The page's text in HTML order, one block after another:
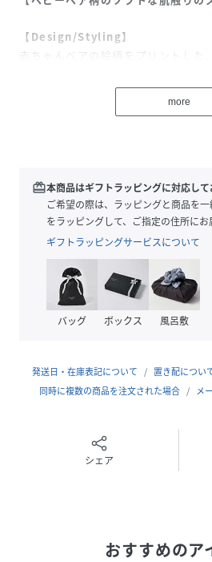
【Design/Styling】
赤ちゃんベアの絵柄をプリントした
ンポイントでロゴを効かせて品のあ
た。同シリーズのロンパースや
あります。
またパソコン・スマートフォンなど
と画像のカラーが異なる場合もござ
さい。
商品の色味は、商品単品画像をご参
※商品画像はサンプルのため、色味
がある場合がございますので、予め
原産国 中国
more
redeem本商品はギフトラッピングに対応して
ご希望の際は、ラッピングと商品を
をラッピングして、ご指定の住所にお
ギフトラッピングサービスについて
バッグ ボックス 風呂敷
発送日・在庫表記について 置き配につい
同時に複数の商品を注文された場合
メ
シェア
おすすめのア